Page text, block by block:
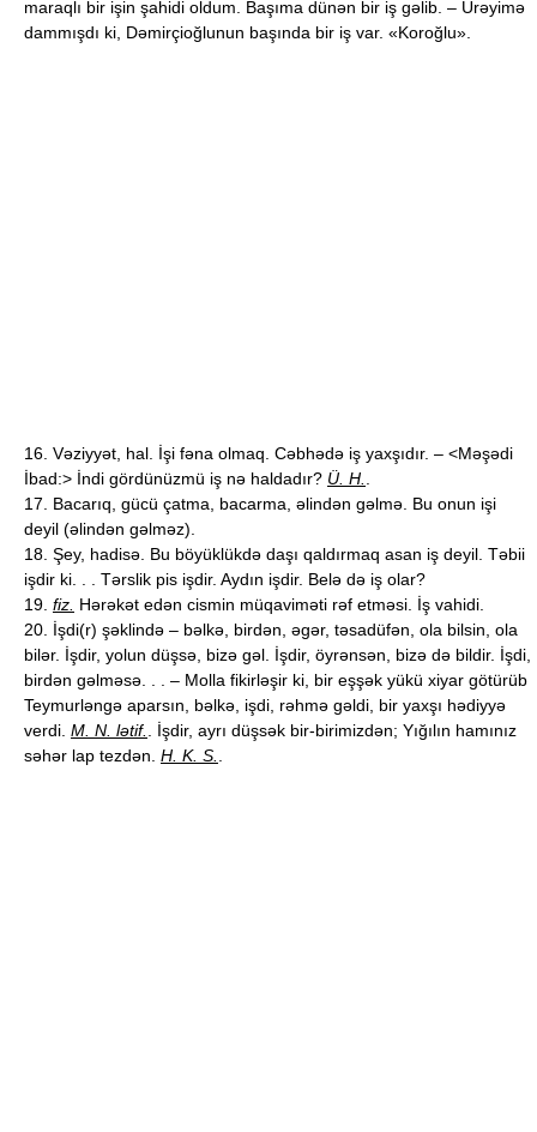
maraqlı bir işin şahidi oldum. Başıma dünən bir iş gəlib. – Ürəyimə
dammışdı ki, Dəmirçioğlunun başında bir iş var. «Koroğlu».
16. Vəziyyət, hal. İşi fəna olmaq. Cəbhədə iş yaxşıdır. – <Məşədi
İbad:> İndi gördünüzmü iş nə haldadır? Ü. H.
17. Bacarıq, gücü çatma, bacarma, əlindən gəlmə. Bu onun işi
deyil (əlindən gəlməz).
18. Şey, hadisə. Bu böyüklükdə daşı qaldırmaq asan iş deyil. Təbii
işdir ki. . . Tərslik pis işdir. Aydın işdir. Belə də iş olar?
19. fiz. Hərəkət edən cismin müqaviməti rəf etməsi. İş vahidi.
20. İşdi(r) şəklində – bəlkə, birdən, əgər, təsadüfən, ola bilsin, ola
bilər. İşdir, yolun düşsə, bizə gəl. İşdir, öyrənsən, bizə də bildir. İşdi,
birdən gəlməsə. . . – Molla fikirləşir ki, bir eşşək yükü xiyar götürüb
Teymurləngə aparsın, bəlkə, işdi, rəhmə gəldi, bir yaxşı hədiyyə
verdi. M. N. lətif.
. İşdir, ayrı düşsək bir-birimizdən; Yığılın hamınız
səhər lap tezdən. H. K. S.